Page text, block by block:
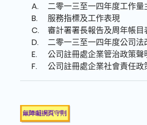
二零一三至一四年度工作量
服務指標及工作表現
審計署署長報告及周年帳目
二零一三至一四年度公司
公司註冊處企業管治政策聲
公司註冊處企業社會責任政